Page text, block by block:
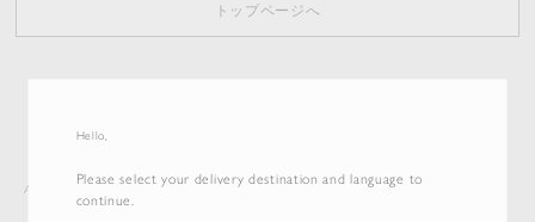
Hello,
Please select your delivery destination and language to
continue.
トップページへ
AURALEE ITEM